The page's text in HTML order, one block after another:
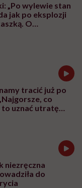
„Po wylewie stan
jak po eksplozji
O
tracić już po
co
to uznać utratę
niezręczna
do